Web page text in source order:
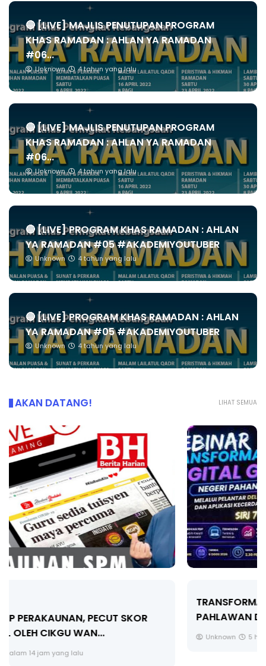
🔴 [LIVE] MAJLIS PENUTUPAN PROGRAM
KHAS RAMADAN : AHLAN YA RAMADAN
#06...
Unknown 4 tahun yang lalu
🔴 [LIVE] MAJLIS PENUTUPAN PROGRAM
KHAS RAMADAN : AHLAN YA RAMADAN
#06...
Unknown 4 tahun yang lalu
🔴 [LIVE] PROGRAM KHAS RAMADAN : AHLAN
YA RAMADAN #05 #AKADEMIYOUTUBER
Unknown 4 tahun yang lalu
🔴 [LIVE] PROGRAM KHAS RAMADAN : AHLAN
YA RAMADAN #05 #AKADEMIYOUTUBER
Unknown 4 tahun yang lalu
LIHAT SEMUA
AKAN DATANG!
PAHLAWAN DIGITAL PENYELAMAT DUNIA
Unknown 5 hari yang lalu